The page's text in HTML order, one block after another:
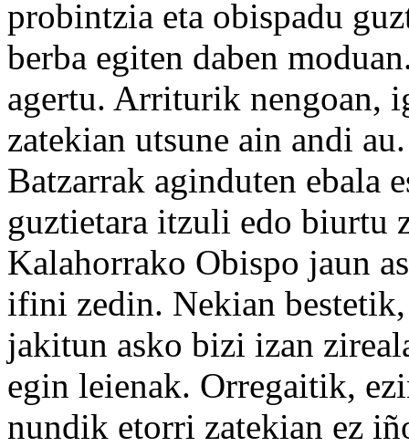
probintzia eta obispadu
berba egiten daben
agertu. Arriturik nengoan,
zatekian utsune ain andi
Batzarrak aginduten ebala
guztietara itzuli edo biurtu
Kalahorrako Obispo jaun
ifini zedin. Nekian
jakitun asko bizi izan
egin leienak. Orregaitik,
nundik etorri zatekian ez